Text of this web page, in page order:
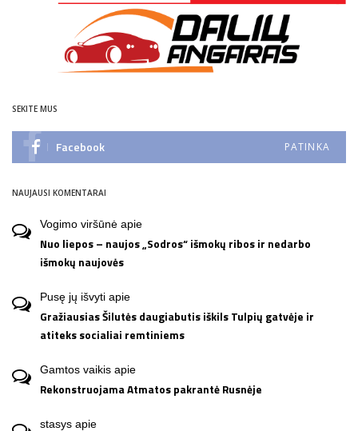
SEKITE MUS
Facebook PATINKA
NAUJAUSI KOMENTARAI
Vogimo viršūnė apie
Nuo liepos – naujos „Sodros“ išmokų ribos ir nedarbo
išmokų naujovės
Pusę jų išvyti apie
Gražiausias Šilutės daugiabutis iškils Tulpių gatvėje ir
atiteks socialiai remtiniems
Gamtos vaikis apie
Rekonstruojama Atmatos pakrantė Rusnėje
stasys apie